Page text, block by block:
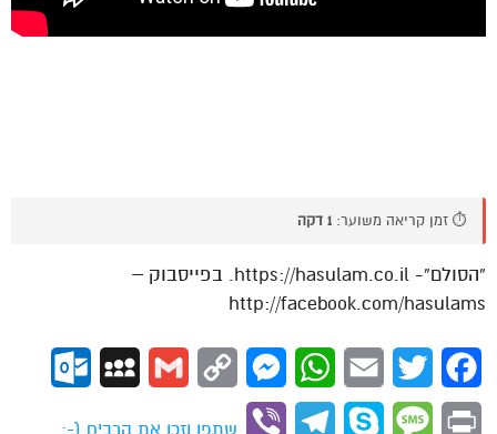
⏱️ זמן קריאה משוער: 1 דקה
“הסולם”- https://hasulam.co.il. בפייסבוק –
http://facebook.com/hasulams
Facebook
Twitter
Email
WhatsApp
Messenger
Copy
Gmail
MySpace
Print
Message
Skype
Telegram
Viber
שתפו וזכו את הרבים (-: